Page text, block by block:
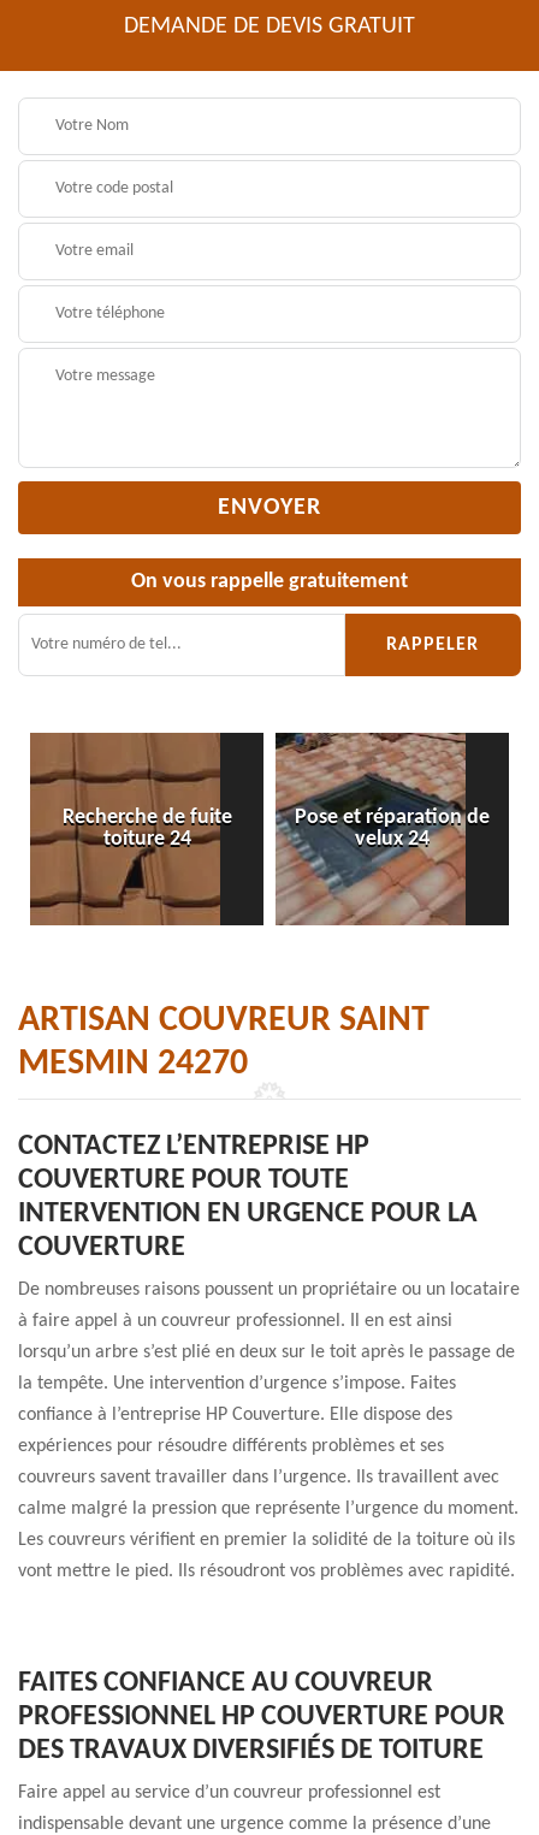
DEMANDE DE DEVIS GRATUIT
On vous rappelle gratuitement
Recherche de fuite
toiture 24
Pose et réparation de
velux 24
ARTISAN COUVREUR SAINT
MESMIN 24270
CONTACTEZ L’ENTREPRISE HP
COUVERTURE POUR TOUTE
INTERVENTION EN URGENCE POUR LA
COUVERTURE
De nombreuses raisons poussent un propriétaire ou un locataire
à faire appel à un couvreur professionnel. Il en est ainsi
lorsqu’un arbre s’est plié en deux sur le toit après le passage de
la tempête. Une intervention d’urgence s’impose. Faites
confiance à l’entreprise HP Couverture. Elle dispose des
expériences pour résoudre différents problèmes et ses
couvreurs savent travailler dans l’urgence. Ils travaillent avec
calme malgré la pression que représente l’urgence du moment.
Les couvreurs vérifient en premier la solidité de la toiture où ils
vont mettre le pied. Ils résoudront vos problèmes avec rapidité.
FAITES CONFIANCE AU COUVREUR
PROFESSIONNEL HP COUVERTURE POUR
DES TRAVAUX DIVERSIFIÉS DE TOITURE
Faire appel au service d’un couvreur professionnel est
indispensable devant une urgence comme la présence d’une